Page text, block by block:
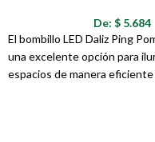
Modos de iluminación:
Material: Resistente a golpes
Batería: Recargable (incluida)
¡No Dejes que la Oscuridad
De: $5.684
El bombillo LED Daliz Ping
una excelente opción para
espacios de manera eficiente